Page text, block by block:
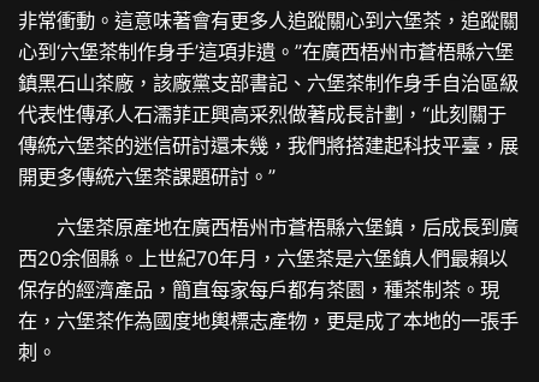
非常衝動。這意味著會有更多人追蹤關心到六堡茶，追蹤關
心到‘六堡茶制作身手’這項非遺。”在廣西梧州市蒼梧縣六堡
鎮黑石山茶廠，該廠黨支部書記、六堡茶制作身手自治區級
代表性傳承人石濡菲正興高采烈做著成長計劃，“此刻關于
傳統六堡茶的迷信研討還未幾，我們將搭建起科技平臺，展
開更多傳統六堡茶課題研討。”
六堡茶原產地在廣西梧州市蒼梧縣六堡鎮，后成長到廣
西20余個縣。上世紀70年月，六堡茶是六堡鎮人們最賴以
保存的經濟產品，簡直每家每戶都有茶園，種茶制茶。現
在，六堡茶作為國度地輿標志產物，更是成了本地的一張手
刺。